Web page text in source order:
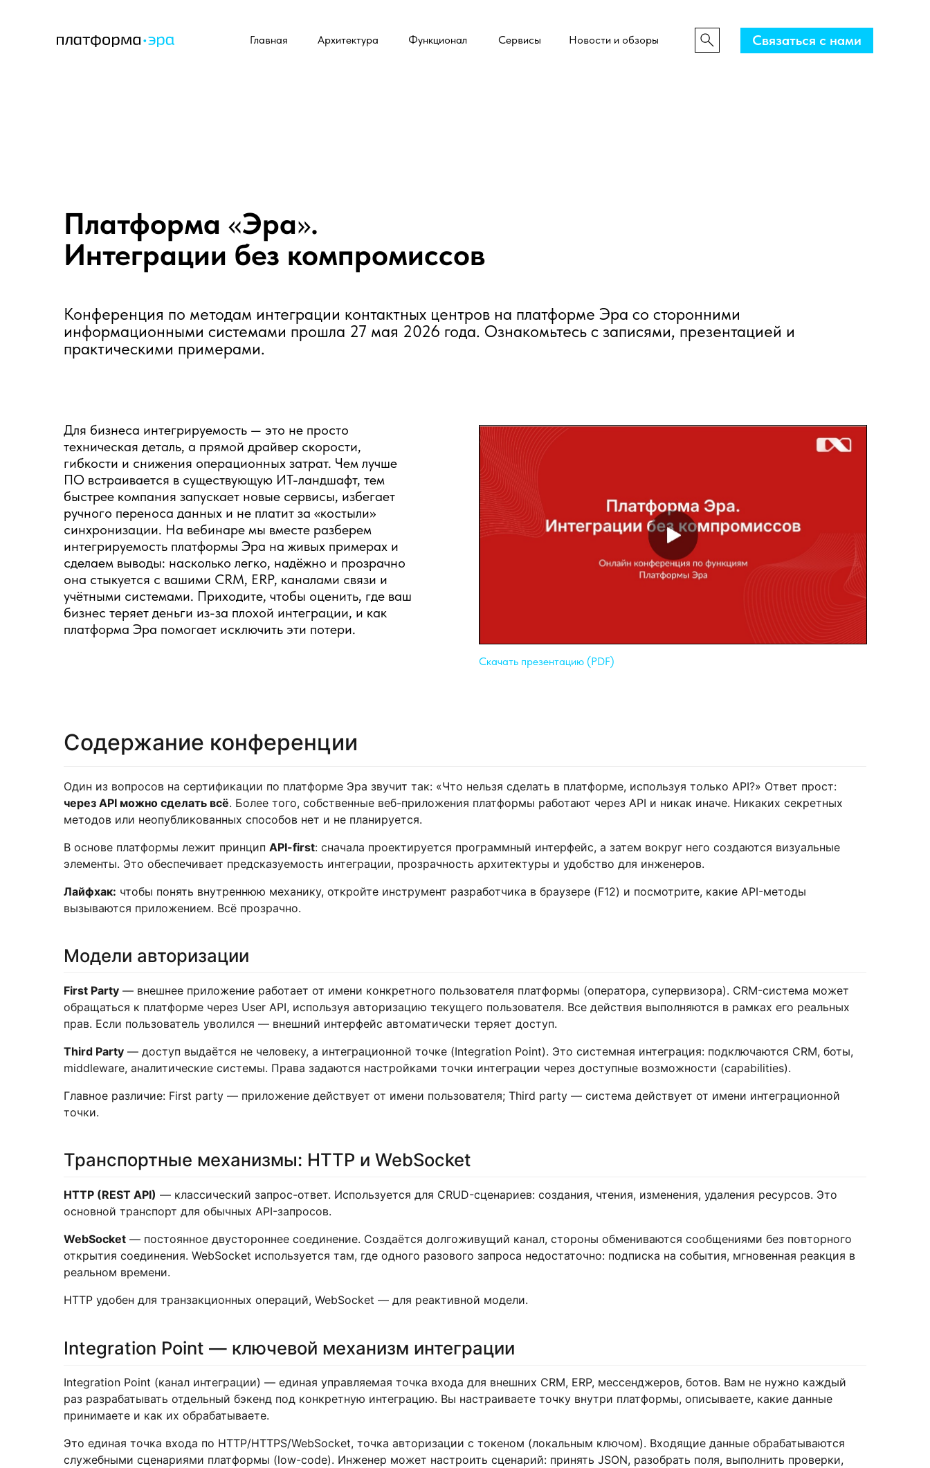
Связаться с нами
Главная Архитектура Функционал Сервисы Новости и обзоры
Платформа «Эра».
Интеграции без компромиссов
Конференция по методам интеграции контактных центров на платформе Эра со сторонними
информационными системами прошла 27 мая 2026 года. Ознакомьтесь с записями, презентацией и
практическими примерами.
Скачать презентацию (PDF)
Для бизнеса интегрируемость — это не просто
техническая деталь, а прямой драйвер скорости,
гибкости и снижения операционных затрат. Чем лучше
ПО встраивается в существующую ИТ-ландшафт, тем
быстрее компания запускает новые сервисы, избегает
ручного переноса данных и не платит за «костыли»
синхронизации. На вебинаре мы вместе разберем
интегрируемость платформы Эра на живых примерах и
сделаем выводы: насколько легко, надёжно и прозрачно
она стыкуется с вашими CRM, ERP, каналами связи и
учётными системами. Приходите, чтобы оценить, где ваш
бизнес теряет деньги из-за плохой интеграции, и как
платформа Эра помогает исключить эти потери.
Содержание конференции
Один из вопросов на сертификации по платформе Эра звучит так: «Что нельзя сделать в платформе, используя только API?» Ответ прост:
через API можно сделать всё. Более того, собственные веб-приложения платформы работают через API и никак иначе. Никаких секретных
методов или неопубликованных способов нет и не планируется.
В основе платформы лежит принцип API-first: сначала проектируется программный интерфейс, а затем вокруг него создаются визуальные
элементы. Это обеспечивает предсказуемость интеграции, прозрачность архитектуры и удобство для инженеров.
Лайфхак: чтобы понять внутреннюю механику, откройте инструмент разработчика в браузере (F12) и посмотрите, какие API-методы
вызываются приложением. Всё прозрачно.
Модели авторизации
First Party — внешнее приложение работает от имени конкретного пользователя платформы (оператора, супервизора). CRM-система может
обращаться к платформе через User API, используя авторизацию текущего пользователя. Все действия выполняются в рамках его реальных
прав. Если пользователь уволился — внешний интерфейс автоматически теряет доступ.
Third Party — доступ выдаётся не человеку, а интеграционной точке (Integration Point). Это системная интеграция: подключаются CRM, боты,
middleware, аналитические системы. Права задаются настройками точки интеграции через доступные возможности (capabilities).
Главное различие: First party — приложение действует от имени пользователя; Third party — система действует от имени интеграционной
точки.
Транспортные механизмы: HTTP и WebSocket
HTTP (REST API) — классический запрос-ответ. Используется для CRUD-сценариев: создания, чтения, изменения, удаления ресурсов. Это
основной транспорт для обычных API-запросов.
WebSocket — постоянное двустороннее соединение. Создаётся долгоживущий канал, стороны обмениваются сообщениями без повторного
открытия соединения. WebSocket используется там, где одного разового запроса недостаточно: подписка на события, мгновенная реакция в
реальном времени.
HTTP удобен для транзакционных операций, WebSocket — для реактивной модели.
Integration Point — ключевой механизм интеграции
Integration Point (канал интеграции) — единая управляемая точка входа для внешних CRM, ERP, мессенджеров, ботов. Вам не нужно каждый
раз разрабатывать отдельный бэкенд под конкретную интеграцию. Вы настраиваете точку внутри платформы, описываете, какие данные
принимаете и как их обрабатываете.
Это единая точка входа по HTTP/HTTPS/WebSocket, точка авторизации с токеном (локальным ключом). Входящие данные обрабатываются
служебными сценариями платформы (low-code). Инженер может настроить сценарий: принять JSON, разобрать поля, выполнить проверки,